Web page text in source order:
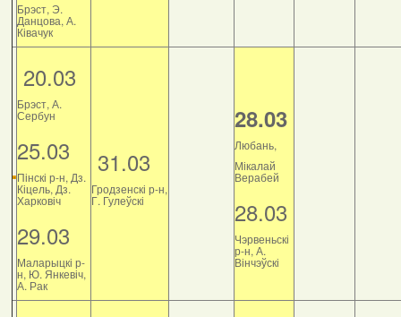
Брэст, Э.
Данцова, А.
Ківачук
20.03
Брэст, А.
Сербун
25.03
Пінскі р-н, Дз.
Кіцель, Дз.
Харковіч
29.03
Маларыцкі р-
н, Ю. Янкевіч,
А. Рак
31.03
Гродзенскі р-н,
Г. Гулеўскі
28.03
Любань,
Мікалай
Верабей
28.03
Чэрвеньскі
р-н, А.
Вінчэўскі